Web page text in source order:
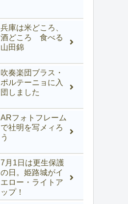
兵庫は米どころ、
酒どころ 食べる
山田錦
吹奏楽団ブラス・
ポルテーニョに入
団しました
ARフォトフレーム
で社明を写メィろ
う
7月1日は更生保護
の日。姫路城がイ
エロー・ライトア
ップ！